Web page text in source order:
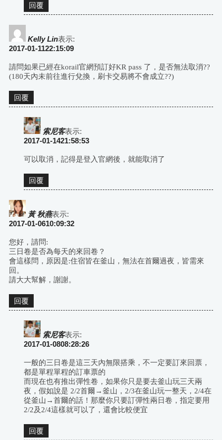
回覆
Kelly Lin表示:
2017-01-1122:15:09
請問如果已經在korail官網預訂好KR pass 了，是否無法取消??
(180天內未前往進行兌換，刷卡交易將不會成立??)
回覆
索尼客表示:
2017-01-1421:58:53
可以取消，記得是登入官網後，就能取消了
回覆
黃 秋燕表示:
2017-01-0610:09:32
您好，請問:
三日卷是否為每天的來回卷？
會這樣問，原因是:住宿皆在釜山，無法在首爾過夜，皆需來
回。
請大大幫解，謝謝。
回覆
索尼客表示:
2017-01-0808:28:26
一般的三日卷是這三天內無限搭乘，不一定要訂來回票，
都是單程單程的訂車票的
而現在也有推出彈性卷，如果你只是要去釜山玩三天兩
夜，假如說是 2/2首爾→釜山，2/3在釜山玩一整天，2/4在
從釜山→首爾的話！那麼你只要訂彈性兩日卷，指定要用
2/2及2/4這樣就可以了，還會比較便宜
回覆